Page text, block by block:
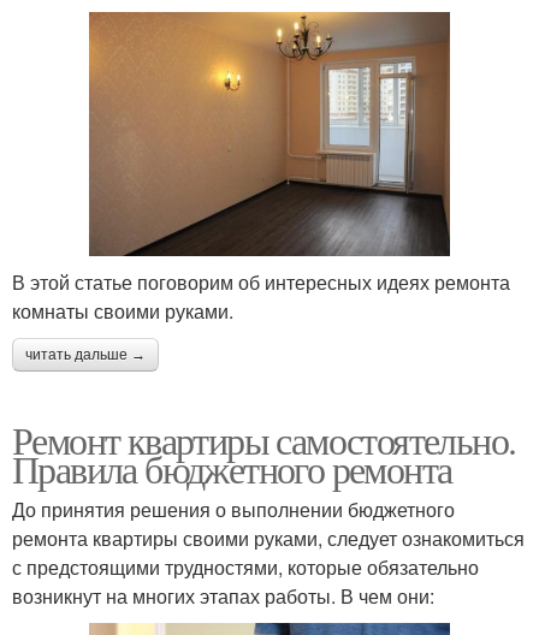
В этой статье поговорим об интересных идеях ремонта
комнаты своими руками.
читать дальше →
Ремонт квартиры самостоятельно.
Правила бюджетного ремонта
До принятия решения о выполнении бюджетного
ремонта квартиры своими руками, следует ознакомиться
с предстоящими трудностями, которые обязательно
возникнут на многих этапах работы. В чем они: